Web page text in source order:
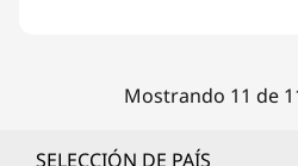
Mostrando 11 de
SELECCIÓN DE PAÍS